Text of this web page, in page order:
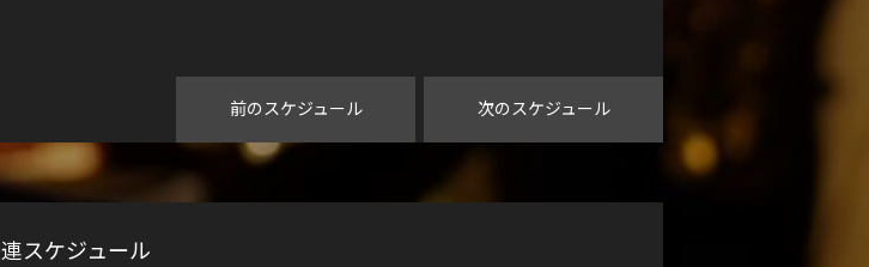
前のスケジュール 次のスケジュール
スケジュール